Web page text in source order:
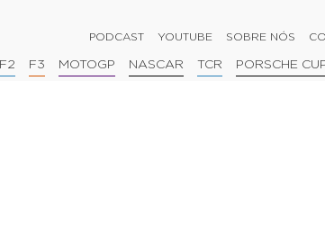
PODCAST YOUTUBE SOBRE NÓS
F2 F3 MOTOGP NASCAR TCR PORSCHE